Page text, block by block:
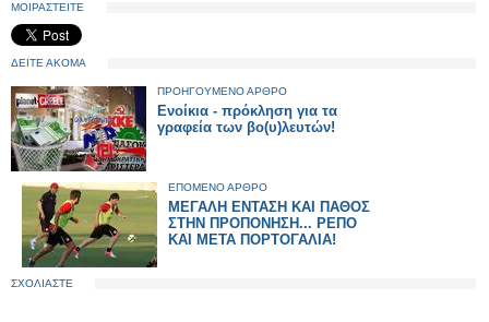
ΜΟΙΡΑΣΤΕΙΤΕ
ΔΕΙΤΕ ΑΚΟΜΑ
ΠΡΟΗΓΟΥΜΕΝΟ ΑΡΘΡΟ
Ενοίκια - πρόκληση για τα
γραφεία των βο(υ)λευτών!
ΕΠΟΜΕΝΟ ΑΡΘΡΟ
ΜΕΓΑΛΗ ΕΝΤΑΣΗ ΚΑΙ ΠΑΘΟΣ
ΣΤΗΝ ΠΡΟΠΟΝΗΣΗ... ΡΕΠΟ
ΚΑΙ ΜΕΤΑ ΠΟΡΤΟΓΑΛΙΑ!
ΣΧΟΛΙΑΣΤΕ